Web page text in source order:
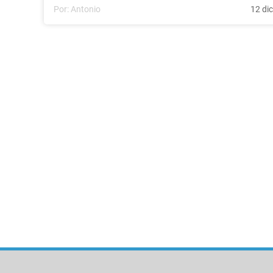
Por: Antonio 12